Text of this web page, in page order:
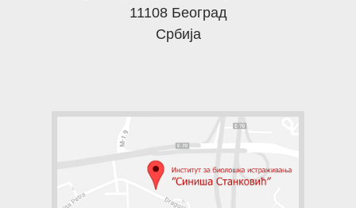
11108 Београд
Србија